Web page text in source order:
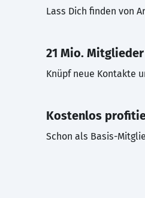
Lass Dich finden von
21 Mio. Mitglieder
Knüpf neue Kontakte
Kostenlos
Schon als Basis-